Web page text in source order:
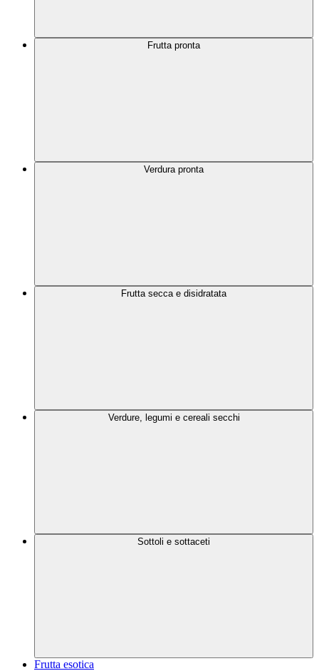
Frutta pronta
Verdura pronta
Frutta secca e disidratata
Verdure, legumi e cereali secchi
Sottoli e sottaceti
Frutta esotica